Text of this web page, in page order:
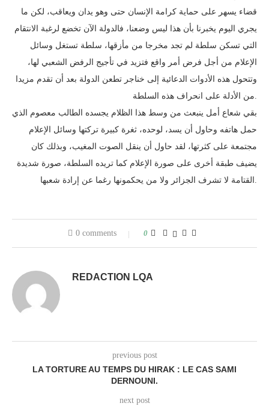
قضاء يسهر على حماية كرامة الإنسان حتى وهو يدان ويعاقب، لكن ما
يجري اليوم يخبرنا بأن هذا ليس وضعنا، فالدولة الآن تخضع لرغبة الانتقام
التي تسكن سلطة لم تجد مخرجا من مأزقها، سلطة تستغل وسائل
الإعلام من أجل فرض أمر واقع فتزيد في تأجيج الرفض الشعبي لها،
وتتحول هذه الأدوات الدعائية إلى خناجر تطعن الدولة بعد أن تقدم مزيدا
من الأدلة على انحراف هذه السلطة.
بقي شعاع أمل ينبعث من وسط هذا الظلام يجسده الطالب معصوم الذي
حمل هاتفه وحاول أن يسد، لوحده، ثغرة كبيرة تركتها وسائل الإعلام
مجتمعة على كثرتها، لقد حاول أن ينقل الصوت المغيب، وبذلك كان
يضيف طبقة أخرى على صورة الإعلام كما تريده السلطة، صورة شديدة
القتامة لا تشرف الجزائر ولا من يحكمونها رغما عن إرادة شعبها.
0 comments 0
REDACTION LQA
previous post
LA TORTURE AU TEMPS DU HIRAK : LE CAS SAMI
DERNOUNI.
next post